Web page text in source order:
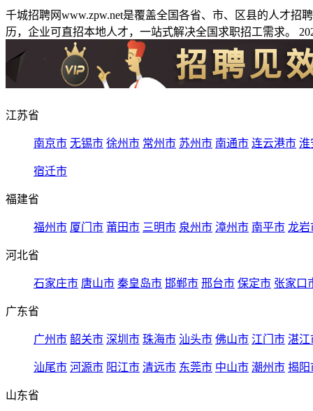
千城招聘网www.zpw.net是覆盖全国各省、市、区县的人才
历，企业可直招本地人才，一站式解决全国求职招工需求。
江苏省
南京市 无锡市 徐州市 常州市 苏州市 南通市 连云港市 淮
宿迁市
福建省
福州市 厦门市 莆田市 三明市 泉州市 漳州市 南平市 龙岩
河北省
石家庄市 唐山市 秦皇岛市 邯郸市 邢台市 保定市 张家口
广东省
广州市 韶关市 深圳市 珠海市 汕头市 佛山市 江门市 湛江
汕尾市 河源市 阳江市 清远市 东莞市 中山市 潮州市 揭阳
山东省